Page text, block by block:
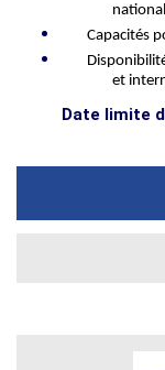
Capacités
D
et
Date limite